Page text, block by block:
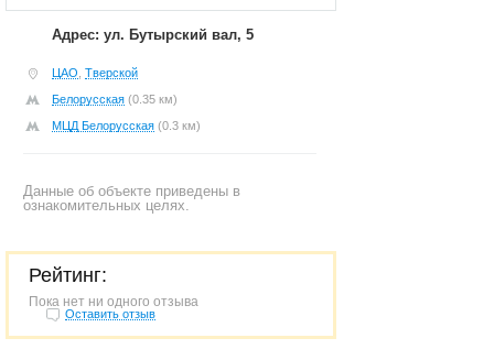
Адрес: ул. Бутырский вал, 5
ЦАО Тверской
Белорусская (0.35 км)
МЦД Белорусская (0.3 км)
Данные об объекте приведены в
ознакомительных целях.
Рейтинг:
Пока нет ни одного отзыва
Оставить отзыв